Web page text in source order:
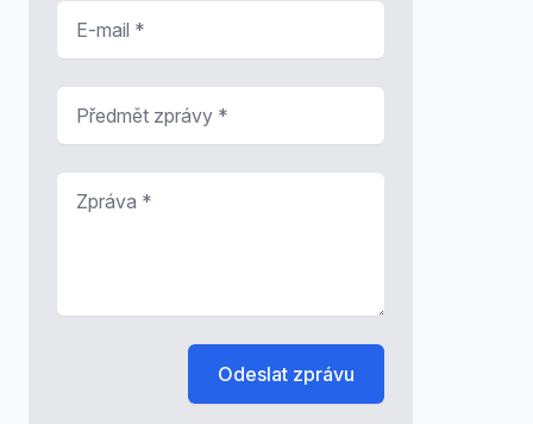
Odeslat zprávu